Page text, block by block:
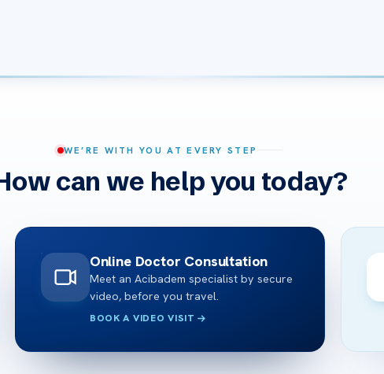
WE’RE WITH YOU AT EVERY STEP
can we help you today?
Online Doctor Consultation
Meet an Acibadem specialist by secure
video, before you travel.
BOOK A VIDEO VISIT